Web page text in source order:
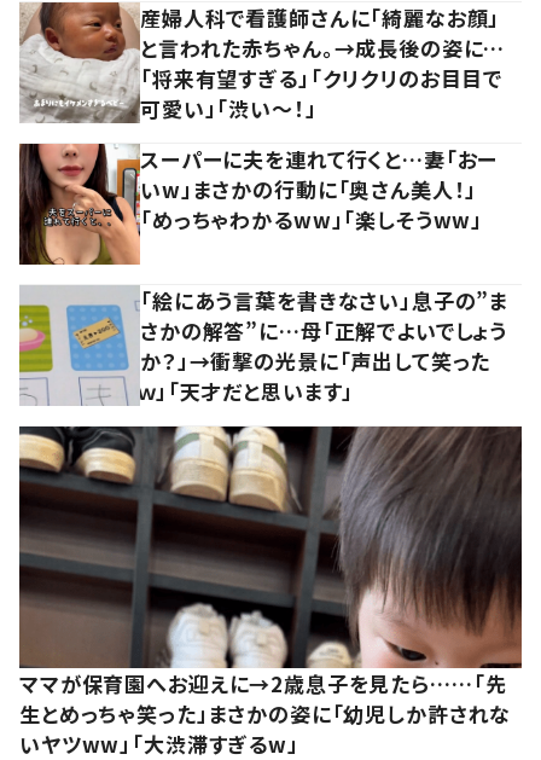
産婦人科で看護師さんに「綺麗なお顔」
と言われた赤ちゃん。→成長後の姿に…
「将来有望すぎる」「クリクリのお目目で
可愛い」「渋い～！」
スーパーに夫を連れて行くと…妻「おー
いw」まさかの行動に「奥さん美人！」
「めっちゃわかるww」「楽しそうww」
「絵にあう言葉を書きなさい」息子の”ま
さかの解答”に…母「正解でよいでしょう
か？」→衝撃の光景に「声出して笑った
ｗ」「天才だと思います」
ママが保育園へお迎えに→2歳息子を見たら……「先
生とめっちゃ笑った」まさかの姿に「幼児しか許されな
いヤツww」「大渋滞すぎるw」